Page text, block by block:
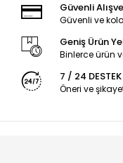
Güvenli
Güvenli ve
Geniş Ürün
Binlerce ürün
7 / 24 DESTEK
Öneri ve